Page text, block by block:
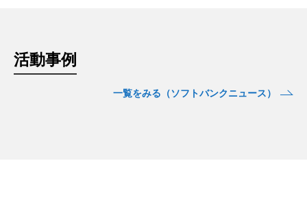
活動事例
一覧をみる（ソフトバンクニュース）